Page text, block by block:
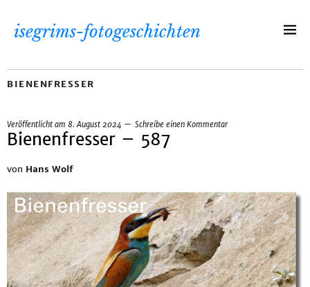
isegrims-fotogeschichten
BIENENFRESSER
Veröffentlicht am 8. August 2024 Schreibe einen Kommentar
Bienenfresser – 587
von Hans Wolf